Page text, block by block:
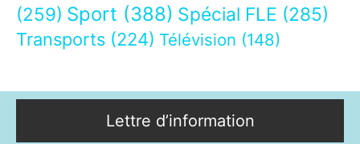
(259) Sport (388) Spécial FLE (285)
Transports (224) Télévision (148)
Lettre d’information